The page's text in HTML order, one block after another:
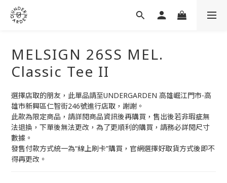
MELSIGN 26SS MEL.
Classic Tee II
選擇店取的朋友，此單品請至UNDERGARDEN 高雄崛江門市-高
雄市新興區仁智街246號進行店取，謝謝。
此款為限定商品，請詳閱商品資訊後再購買，售出後若非瑕疵無
法退換，下單後無法更改，為了更順利的購買，請務必詳閱尺寸
數據。
發售付款方式統一為“線上刷卡”購買，官網選擇好取貨方式後即不
得再更改。